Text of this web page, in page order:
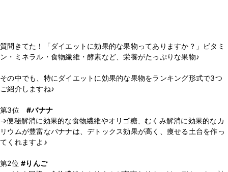
質問きてた！「ダイエットに効果的な果物ってありますか？」ビタミ
ン・ミネラル・食物繊維・酵素など、栄養がたっぷりな果物♪
その中でも、特にダイエットに効果的な果物をランキング形式で3つ
ご紹介しますね♪
第3位 #バナナ
→便秘解消に効果的な食物繊維やオリゴ糖、むくみ解消に効果的なカ
リウムが豊富なバナナは、デトックス効果が高く、痩せる土台を作っ
てくれますよ♪
第2位 #りんご